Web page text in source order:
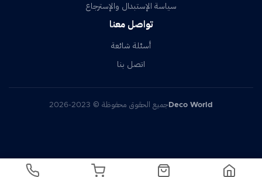
سياسة الإستبدال والإسترجاع
تواصل معنا
أسئلة شائعة
اتصل بنا
Deco World جميع الحقوق محفوظة © 2023-2026